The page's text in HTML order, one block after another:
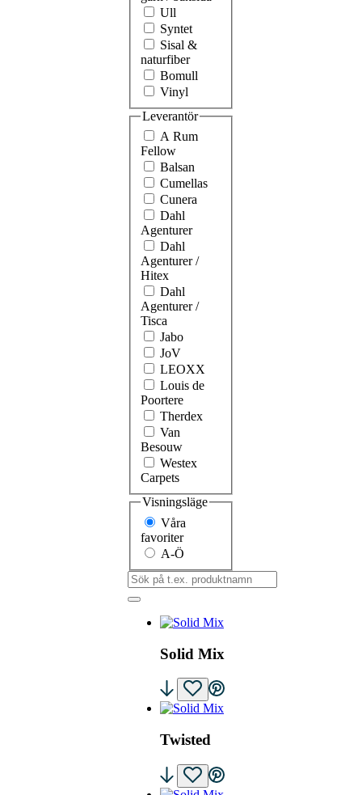
Ull
Syntet
Sisal &
naturfiber
Bomull
Vinyl
Leverantör
A Rum
Fellow
Balsan
Cumellas
Cunera
Dahl
Agenturer
Dahl
Agenturer /
Hitex
Dahl
Agenturer /
Tisca
Jabo
JoV
LEOXX
Louis de
Poortere
Therdex
Van
Besouw
Westex
Carpets
Visningsläge
Våra
favoriter
A-Ö
'Sök
på
t.ex.
produktnamn:
Solid Mix
Twisted